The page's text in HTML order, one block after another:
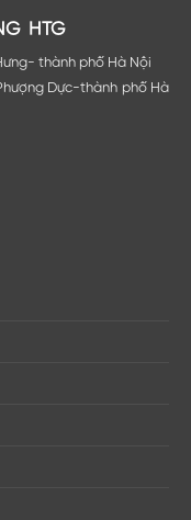
HTG
thành phố Hà Nội
Dực-thành phố Hà